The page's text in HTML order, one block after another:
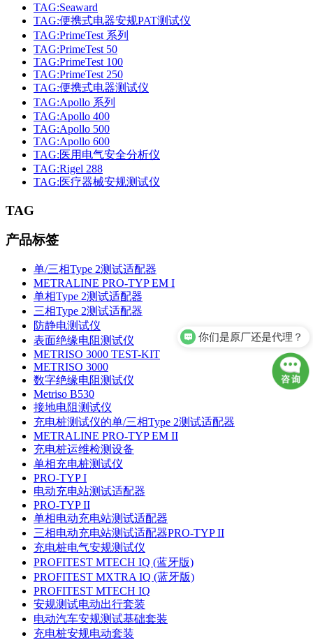
TAG:Seaward
TAG:便携式电器安规PAT测试仪
TAG:PrimeTest 系列
TAG:PrimeTest 50
TAG:PrimeTest 100
TAG:PrimeTest 250
TAG:便携式电器测试仪
TAG:Apollo 系列
TAG:Apollo 400
TAG:Apollo 500
TAG:Apollo 600
TAG:医用电气安全分析仪
TAG:Rigel 288
TAG:医疗器械安规测试仪
TAG
产品标签
单/三相Type 2测试适配器
METRALINE PRO-TYP EM I
单相Type 2测试适配器
三相Type 2测试适配器
防静电测试仪
表面绝缘电阻测试仪
METRISO 3000 TEST-KIT
METRISO 3000
数字绝缘电阻测试仪
Metriso B530
接地电阻测试仪
充电桩测试仪的单/三相Type 2测试适配器
METRALINE PRO-TYP EM II
充电桩运维检测设备
单相充电桩测试仪
PRO-TYP I
电动充电站测试适配器
PRO-TYP II
单相电动充电站测试适配器
三相电动充电站测试适配器PRO-TYP II
充电桩电气安规测试仪
PROFITEST MTECH IQ (蓝牙版)
PROFITEST MXTRA IQ (蓝牙版)
PROFITEST MTECH IQ
安规测试电动出行套装
电动汽车安规测试基础套装
充电桩安规电动套装
你们是原厂还是代理？